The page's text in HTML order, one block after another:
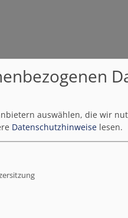
auswählen, die wir
Datenschutzhinweise lesen.